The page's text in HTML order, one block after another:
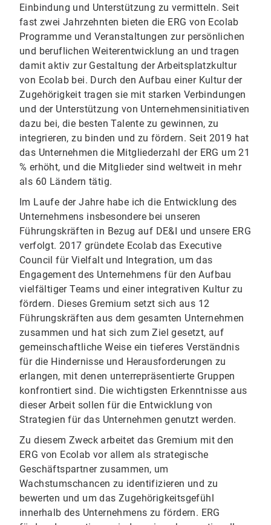
Einbindung und Unterstützung zu vermitteln. Seit
fast zwei Jahrzehnten bieten die ERG von Ecolab
Programme und Veranstaltungen zur persönlichen
und beruflichen Weiterentwicklung an und tragen
damit aktiv zur Gestaltung der Arbeitsplatzkultur
von Ecolab bei. Durch den Aufbau einer Kultur der
Zugehörigkeit tragen sie mit starken Verbindungen
und der Unterstützung von Unternehmensinitiativen
dazu bei, die besten Talente zu gewinnen, zu
integrieren, zu binden und zu fördern. Seit 2019 hat
das Unternehmen die Mitgliederzahl der ERG um 21
% erhöht, und die Mitglieder sind weltweit in mehr
als 60 Ländern tätig.
Im Laufe der Jahre habe ich die Entwicklung des
Unternehmens insbesondere bei unseren
Führungskräften in Bezug auf DE&I und unsere ERG
verfolgt. 2017 gründete Ecolab das Executive
Council für Vielfalt und Integration, um das
Engagement des Unternehmens für den Aufbau
vielfältiger Teams und einer integrativen Kultur zu
fördern. Dieses Gremium setzt sich aus 12
Führungskräften aus dem gesamten Unternehmen
zusammen und hat sich zum Ziel gesetzt, auf
gemeinschaftliche Weise ein tieferes Verständnis
für die Hindernisse und Herausforderungen zu
erlangen, mit denen unterrepräsentierte Gruppen
konfrontiert sind. Die wichtigsten Erkenntnisse aus
dieser Arbeit sollen für die Entwicklung von
Strategien für das Unternehmen genutzt werden.
Zu diesem Zweck arbeitet das Gremium mit den
ERG von Ecolab vor allem als strategische
Geschäftspartner zusammen, um
Wachstumschancen zu identifizieren und zu
bewerten und um das Zugehörigkeitsgefühl
innerhalb des Unternehmens zu fördern. ERG